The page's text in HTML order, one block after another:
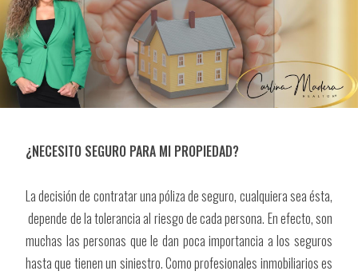
¿NECESITO SEGURO PARA MI PROPIEDAD?
La decisión de contratar una póliza de seguro, cualquiera sea ésta,
depende de la tolerancia al riesgo de cada persona. En efecto, son
muchas las personas que le dan poca importancia a los seguros
hasta que tienen un siniestro. Como profesionales inmobiliarios es